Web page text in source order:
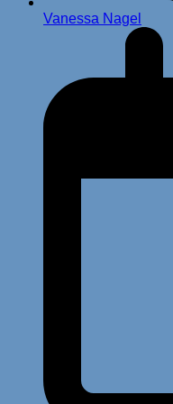
Vanessa Nagel